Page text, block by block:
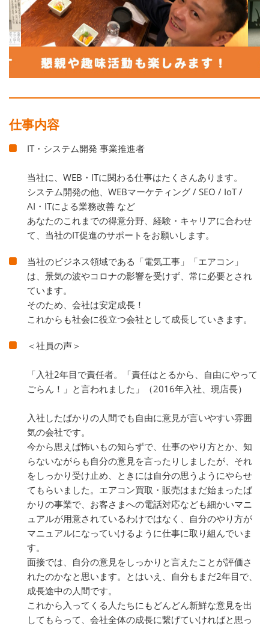
仕事内容
IT・システム開発 事業推進者
当社に、WEB・ITに関わる仕事はたくさんあります。
システム開発の他、WEBマーケティング / SEO / IoT /
AI・ITによる業務改善 など
あなたのこれまでの得意分野、経験・キャリアに合わせ
て、当社のIT促進のサポートをお願いします。
当社のビジネス領域である「電気工事」「エアコン」
は、景気の波やコロナの影響を受けず、常に必要とされ
ています。
そのため、会社は安定成長！
これからも社会に役立つ会社として成長していきます。
＜社員の声＞
「入社2年目で責任者。「責任はとるから、自由にやって
ごらん！」と言われました」（2016年入社、現店長）
入社したばかりの人間でも自由に意見が言いやすい雰囲
気の会社です。
今から思えば怖いもの知らずで、仕事のやり方とか、知
らないながらも自分の意見を言ったりしましたが、それ
をしっかり受け止め、ときには自分の思うようにやらせ
てもらいました。エアコン買取・販売はまだ始まったば
かりの事業で、お客さまへの電話対応なども細かいマニ
ュアルが用意されているわけではなく、自分のやり方が
マニュアルになっていけるように仕事に取り組んでいま
す。
面接では、自分の意見をしっかりと言えたことが評価さ
れたのかなと思います。とはいえ、自分もまだ2年目で、
成長途中の人間です。
これから入ってくる人たちにもどんどん新鮮な意見を出
してもらって、会社全体の成長に繋げていければと思っ